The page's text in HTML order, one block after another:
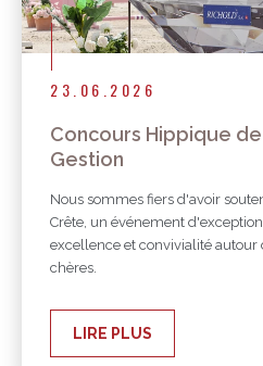
23.06.2026
Concours Hippique
Gestion
Nous sommes fiers d'avoir
Crête, un événement
excellence et convivialité autour
chères.
LIRE PLUS